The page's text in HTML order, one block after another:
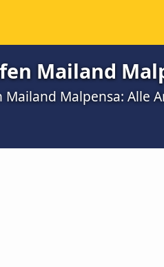
Mailand
Malpensa: Alle